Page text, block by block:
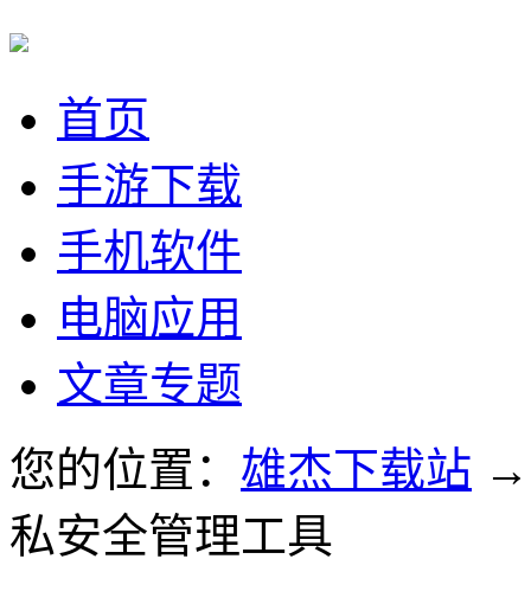
首页
手游下载
手机软件
电脑应用
文章专题
您的位置： 雄杰下载站
私安全管理工具